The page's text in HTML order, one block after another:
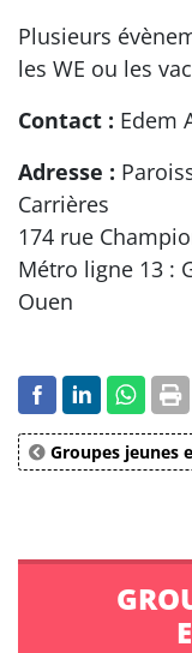
Plusieurs
les WE ou les
Contact : Edem
Adresse :
Carrières
174 rue
Métro ligne 13 :
Ouen
Groupes jeunes